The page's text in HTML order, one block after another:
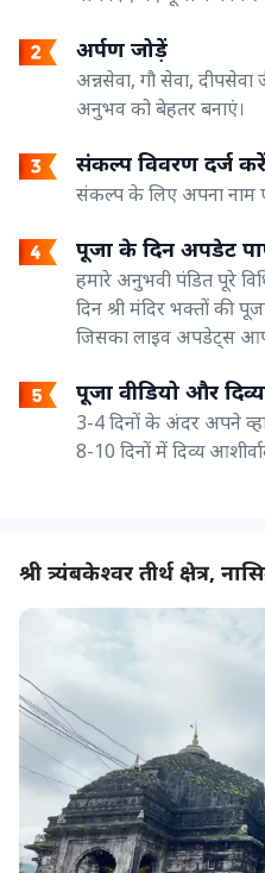
अर्पण जोड़ें
अन्नसेवा, गौ सेवा,
अनुभव को बेहतर बनाएं।
संकल्प विवरण दर्ज करें
संकल्प के लिए अपना नाम
पूजा के दिन अपडेट
हमारे अनुभवी पंडित पूरे
दिन श्री मंदिर भक्तों की
जिसका लाइव अपडेट्स
पूजा वीडियो और
3-4 दिनों के अंदर अपने
8-10 दिनों में दिव्य
श्री त्र्यंबकेश्वर तीर्थ क्षेत्र,